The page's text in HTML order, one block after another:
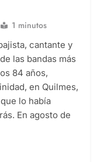
1 minutos
cantante y
las bandas más
84 años,
en Quilmes,
lo había
En agosto de